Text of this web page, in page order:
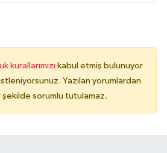
kurallarımızı kabul etmiş bulunuyor
Yazılan yorumlardan
şekilde sorumlu tutulamaz.